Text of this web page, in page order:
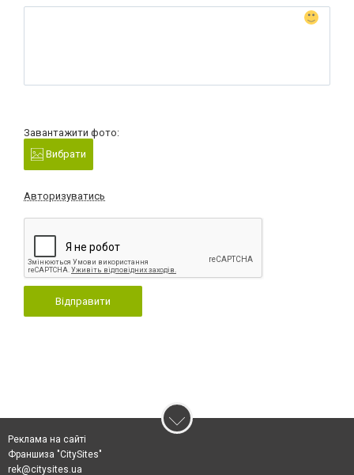
Завантажити фото:
Вибрати
Авторизуватись
Відправити
Реклама на сайті
Франшиза "CitySites"
rek@citysites.ua